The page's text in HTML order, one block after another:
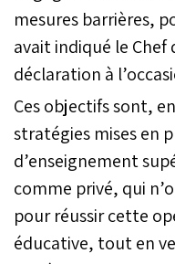
mesures barrières,
avait indiqué le
déclaration à
Ces objectifs sont,
stratégies mises en
d’enseignement
comme privé, qui
pour réussir cette
éducative, tout en